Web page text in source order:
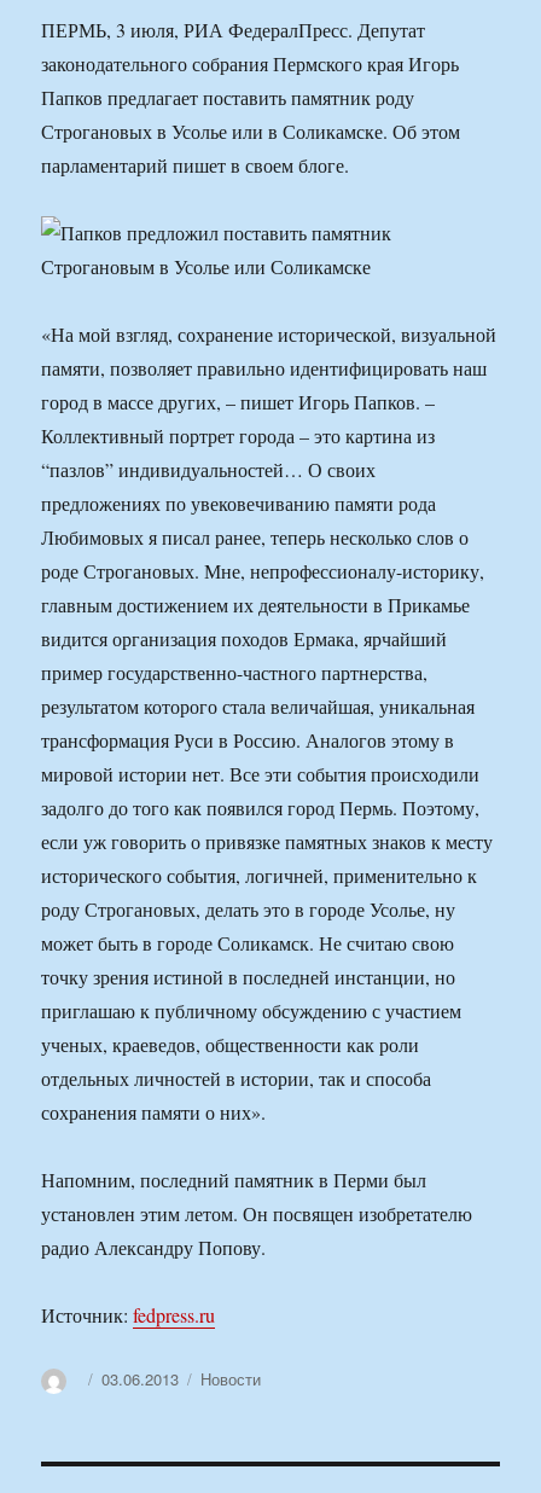
ПЕРМЬ, 3 июля, РИА ФедералПресс. Депутат
законодательного собрания Пермского края Игорь
Папков предлагает поставить памятник роду
Строгановых в Усолье или в Соликамске. Об этом
парламентарий пишет в своем блоге.
«На мой взгляд, сохранение исторической, визуальной
памяти, позволяет правильно идентифицировать наш
город в массе других, – пишет Игорь Папков. –
Коллективный портрет города – это картина из
“пазлов” индивидуальностей… О своих
предложениях по увековечиванию памяти рода
Любимовых я писал ранее, теперь несколько слов о
роде Строгановых. Мне, непрофессионалу-историку,
главным достижением их деятельности в Прикамье
видится организация походов Ермака, ярчайший
пример государственно-частного партнерства,
результатом которого стала величайшая, уникальная
трансформация Руси в Россию. Аналогов этому в
мировой истории нет. Все эти события происходили
задолго до того как появился город Пермь. Поэтому,
если уж говорить о привязке памятных знаков к месту
исторического события, логичней, применительно к
роду Строгановых, делать это в городе Усолье, ну
может быть в городе Соликамск. Не считаю свою
точку зрения истиной в последней инстанции, но
приглашаю к публичному обсуждению с участием
ученых, краеведов, общественности как роли
отдельных личностей в истории, так и способа
сохранения памяти о них».
Напомним, последний памятник в Перми был
установлен этим летом. Он посвящен изобретателю
радио Александру Попову.
Источник:fedpress.ru
АвторОпубликовано
03.06.2013 Рубрики
Новости